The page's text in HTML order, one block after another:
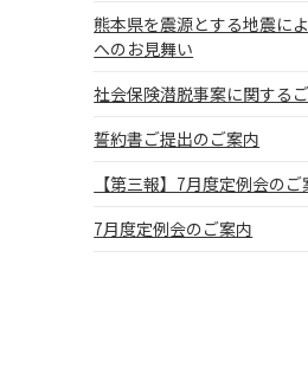
熊本県を震源とする地震に
へのお見舞い
社会保険潜脱事案に関する
誓約書ご提出のご案内
【第三報】7月度定例会のご
7月度定例会のご案内